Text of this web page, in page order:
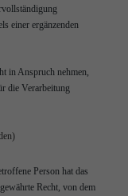
einer ergänzenden
in Anspruch nehmen,
die Verarbeitung
Person hat das
Recht, von dem